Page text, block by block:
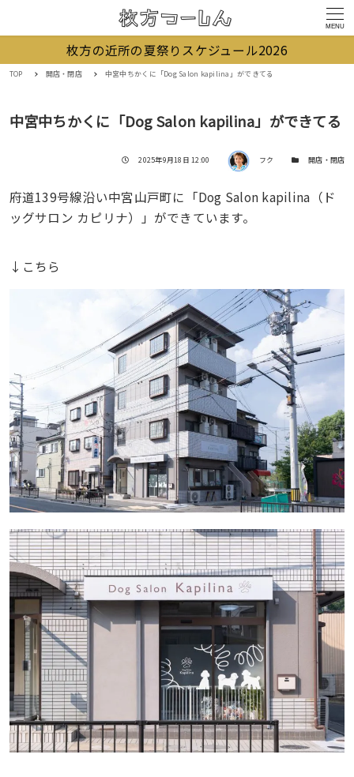
MENU
枚方の近所の夏祭りスケジュール2026
TOP 開店・閉店 中宮中ちかくに「Dog Salon kapilina」ができてる
中宮中ちかくに「Dog Salon kapilina」ができてる
投稿日
2025年9月18日 12:00 著者 フク カテゴリー開店・閉店
府道139号線沿い中宮山戸町に「Dog Salon kapilina（ド
ッグサロン カピリナ）」ができています。
↓こちら